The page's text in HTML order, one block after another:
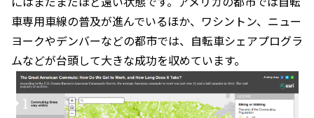
車専用車線の普及が進んでいるほか、ワシントン、ニュー
ヨークやデンバーなどの都市では、自転車シェアプログラ
ムなどが台頭して大きな成功を収めています。